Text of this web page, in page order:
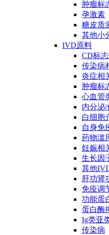
肿瘤标
孕激素
糖皮质
其他小
IVD原料
CD标
传染病
炎症相
肿瘤标
心血管
内分泌/
白细胞
自身免
药物滥
妊娠相
生长因
其他
肝功肾
免疫调
功能蛋
蛋白酶
Ig类亚
传染病